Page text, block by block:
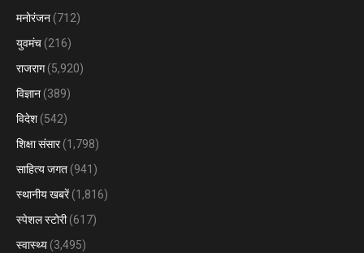
मनोरंजन (712)
युवमंच (216)
राजराग(5,920)
विज्ञान (389)
विदेश (542)
शिक्षा संसार(1,798)
साहित्य जगत (941)
स्थानीय खबरें(1,816)
स्पेशल स्टोरी(617)
स्वास्थ्य (3,495)